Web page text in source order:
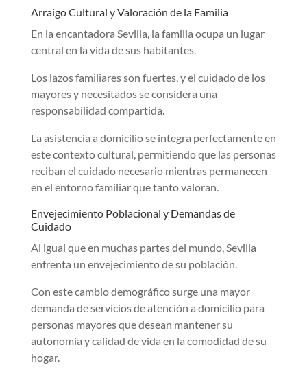
Arraigo Cultural y Valoración de la Familia
En la encantadora Sevilla, la familia ocupa un lugar
central en la vida de sus habitantes.
Los lazos familiares son fuertes, y el cuidado de los
mayores y necesitados se considera una
responsabilidad compartida.
La asistencia a domicilio se integra perfectamente en
este contexto cultural, permitiendo que las personas
reciban el cuidado necesario mientras permanecen
en el entorno familiar que tanto valoran.
Envejecimiento Poblacional y Demandas de
Cuidado
Al igual que en muchas partes del mundo, Sevilla
enfrenta un envejecimiento de su población.
Con este cambio demográfico surge una mayor
demanda de servicios de atención a domicilio para
personas mayores que desean mantener su
autonomía y calidad de vida en la comodidad de su
hogar.